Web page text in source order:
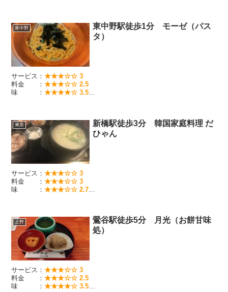
東中野
東中野駅徒歩1分 モーゼ（パス
タ）
サービス：★★★☆☆ 3
料金 ：★★★☆☆ 2.5
味 ：★★★★☆ 3.5
東京
新橋駅徒歩3分 韓国家庭料理 だ
ひゃん
サービス：★★★☆☆ 3
料金 ：★★★☆☆ 3
味 ：★★★☆☆ 2.7
上野
鶯谷駅徒歩5分 月光（お餅甘味
処）
サービス：★★★☆☆ 3
料金 ：★★★☆☆ 2.5
味 ：★★★★☆ 3.5